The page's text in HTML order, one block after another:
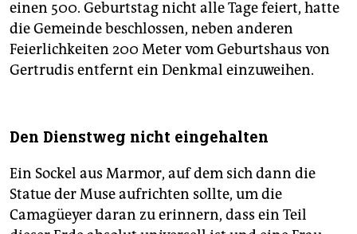
einen 500. Geburtstag nicht alle Tage feiert, hatte
die Gemeinde beschlossen, neben anderen
Feierlichkeiten 200 Meter vom Geburtshaus von
Gertrudis entfernt ein Denkmal einzuweihen.
Den Dienstweg nicht eingehalten
Ein Sockel aus Marmor, auf dem sich dann die
Statue der Muse aufrichten sollte, um die
Camagüeyer daran zu erinnern, dass ein Teil